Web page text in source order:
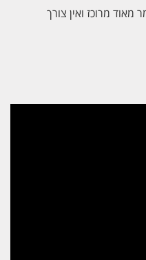
מרוכז ואין צורך